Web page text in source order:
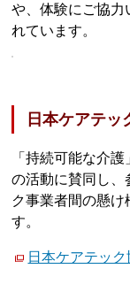
や、体験にご協力
れています。
日本ケアテッ
「持続可能な介
の活動に賛同し、
ク事業者間の懸け
す。
日本ケアテック